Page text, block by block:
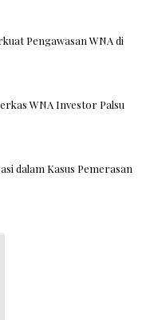
Pengawasan WNA di
WNA Investor Palsu
dalam Kasus Pemerasan